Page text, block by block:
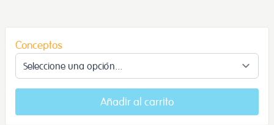
Conceptos
Añadir al carrito